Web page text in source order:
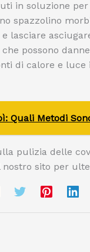
in soluzione
spazzolino
lasciare
possono
di calore e
Quali Metodi
pulizia delle
sito per